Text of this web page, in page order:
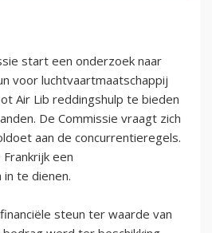
start een onderzoek naar
voor luchtvaartmaatschappij
Air Lib reddingshulp te bieden
De Commissie vraagt zich
aan de concurrentieregels.
een
te dienen.
steun ter waarde van